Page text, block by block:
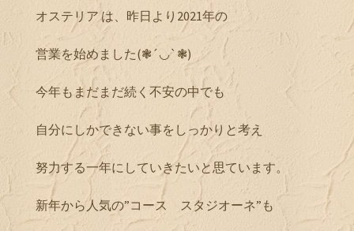
オステリア は、昨日より2021年の
営業を始めました(❃´◡`❃)
今年もまだまだ続く不安の中でも
自分にしかできない事をしっかりと考え
努力する一年にしていきたいと思ています。
新年から人気の”コース スタジオーネ”も